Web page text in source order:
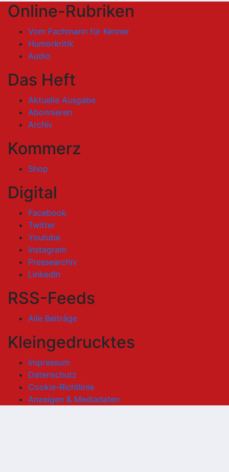
Online-Rubriken
Vom Fachmann für Kenner
Humorkritik
Audio
Das Heft
Aktuelle Ausgabe
Abonnieren
Archiv
Kommerz
Shop
Digital
Facebook
Twitter
Youtube
Instagram
Pressearchiv
LinkedIn
RSS-Feeds
Alle Beiträge
Kleingedrucktes
Impressum
Datenschutz
Cookie-Richtlinie
Anzeigen & Mediadaten